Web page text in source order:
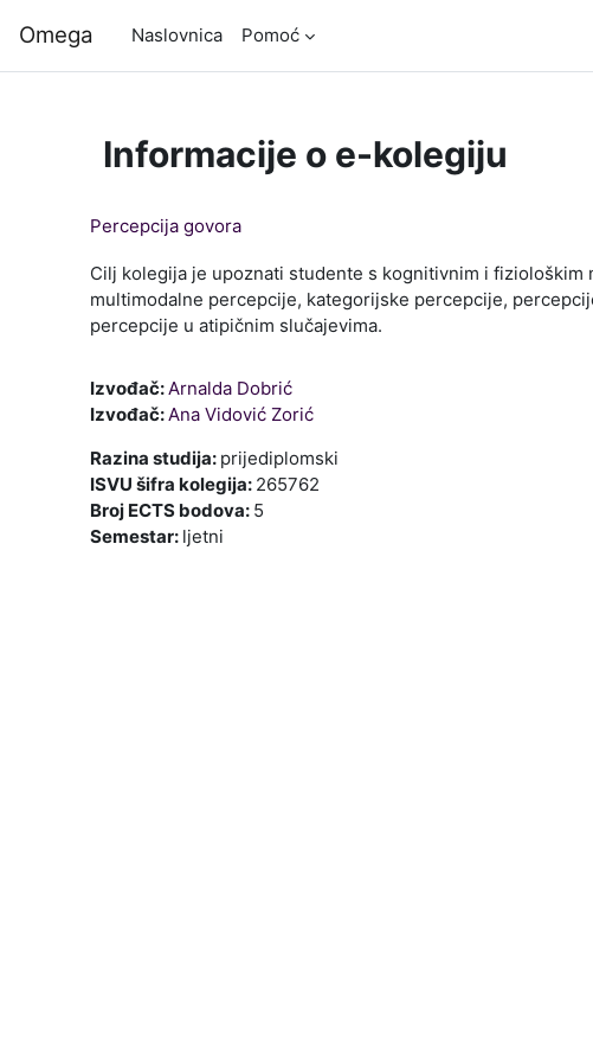
Omega Naslovnica Pomoć
Informacije o e-kolegiju
Percepcija govora
Cilj kolegija je upoznati studente s kognitivnim i
multimodalne percepcije, kategorijske percepcije,
percepcije u atipičnim slučajevima.
Izvođač:Arnalda Dobrić
Izvođač:Ana Vidović Zorić
Razina studija: prijediplomski
ISVU šifra kolegija: 265762
Broj ECTS bodova: 5
Semestar: ljetni